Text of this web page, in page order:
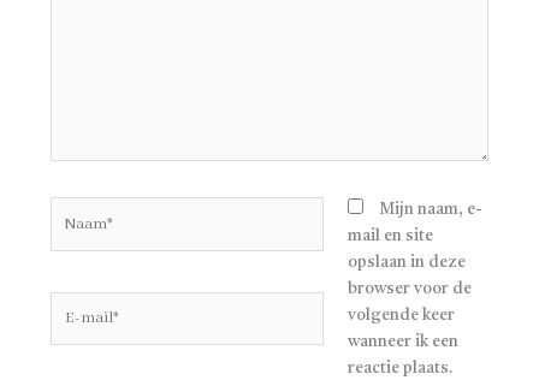
Mijn naam, e-
mail en site
opslaan in deze
browser voor de
volgende keer
wanneer ik een
reactie plaats.